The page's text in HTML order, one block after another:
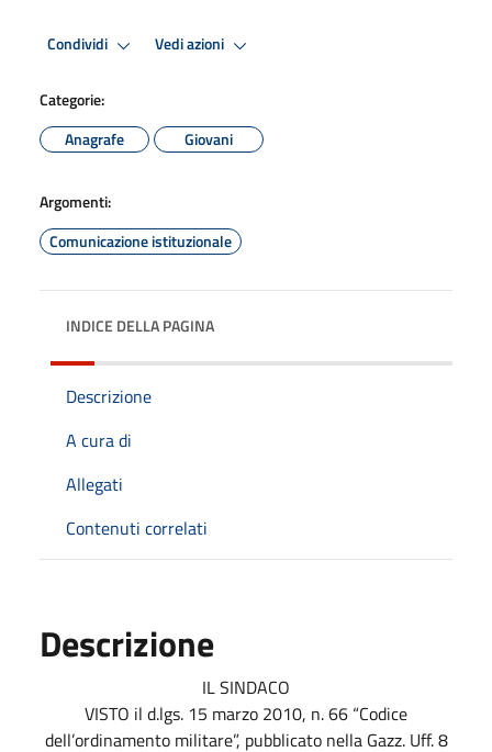
Condividi Vedi azioni
Categorie:
Anagrafe
Giovani
Argomenti:
Comunicazione istituzionale
INDICE DELLA PAGINA
Descrizione
A cura di
Allegati
Contenuti correlati
Descrizione
IL SINDACO
VISTO il d.lgs. 15 marzo 2010, n. 66 “Codice
dell’ordinamento militare”, pubblicato nella Gazz. Uff. 8